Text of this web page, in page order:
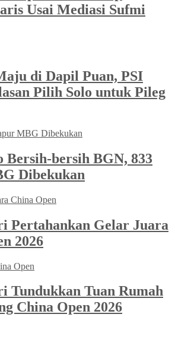
Usai Mediasi Sufmi
di Dapil Puan, PSI
Pilih Solo untuk Pileg
Bersih-bersih BGN, 833
Dibekukan
Pertahankan Gelar Juara
2026
Tundukkan Tuan Rumah
China Open 2026